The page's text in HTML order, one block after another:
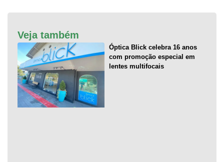
Veja também
Óptica Blick celebra 16 anos
com promoção especial em
lentes multifocais